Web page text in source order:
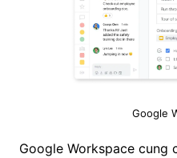
Google
Google Workspace cung